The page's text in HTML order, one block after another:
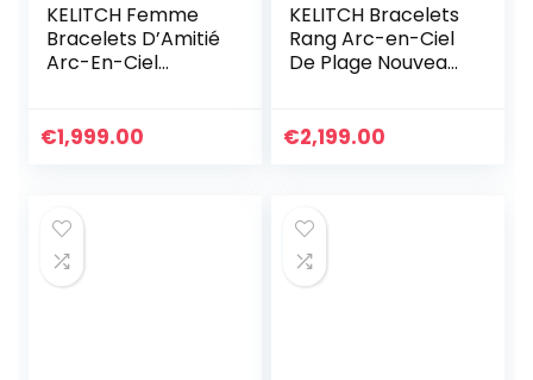
KELITCH Femme
Bracelets D’Amitié
Arc-En-Ciel
Main Bracelets
€1,999.00
KELITCH Bracelets
Rang Arc-en-Ciel
De Plage Nouveau
Cadeau D’été
€2,199.00